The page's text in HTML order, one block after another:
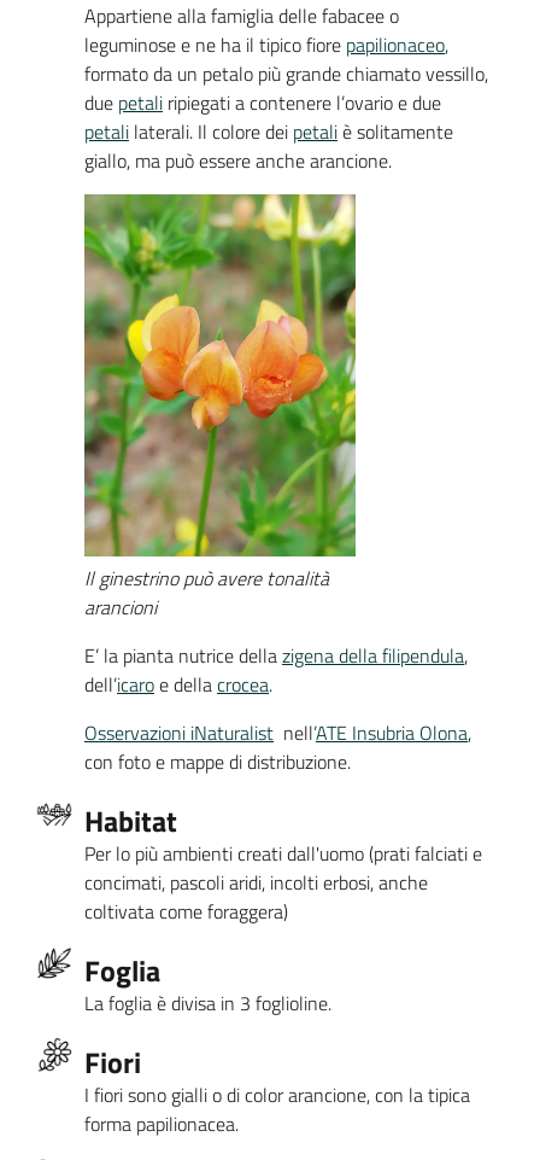
Appartiene alla famiglia delle fabacee o
leguminose e ne ha il tipico fiore papilionaceo,
formato da un petalo più grande chiamato vessillo,
due petali ripiegati a contenere l’ovario e due
petali laterali. Il colore dei petaliè solitamente
giallo, ma può essere anche arancione.
Il ginestrino può avere tonalità
arancioni
E’ la pianta nutrice dellazigena della filipendula,
dell’icaroe dellacrocea.
Osservazioni iNaturalist nell’ATE Insubria Olona,
con foto e mappe di distribuzione.
Habitat
Per lo più ambienti creati dall'uomo (prati falciati e
concimati, pascoli aridi, incolti erbosi, anche
coltivata come foraggera)
Foglia
La foglia è divisa in 3 foglioline.
Fiori
I fiori sono gialli o di color arancione, con la tipica
forma papilionacea.